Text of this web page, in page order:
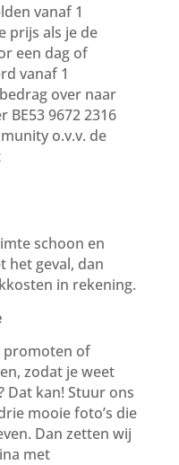
vanaf 1
prijs als je de
een dag of
vanaf 1
over naar
9672 2316
o.v.v. de
schoon en
het geval, dan
in rekening.
promoten of
zodat je weet
Dat kan! Stuur ons
mooie foto’s die
Dan zetten wij
met